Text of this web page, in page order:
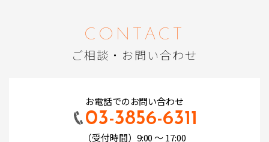
CONTACT
ご相談・お問い合わせ
お電話でのお問い合わせ
03-3856-6311
（受付時間）9:00 ～ 17:00